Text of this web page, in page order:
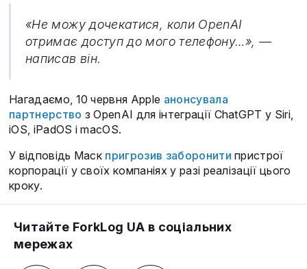
«Не можу дочекатися, коли OpenAI
отримає доступ до мого телефону…», —
написав він.
Нагадаємо, 10 червня Apple анонсувала
партнерство з OpenAI для інтеграції ChatGPT у Siri,
iOS, iPadOS і macOS.
У відповідь Маск пригрозив заборонити пристрої
корпорації у своїх компаніях у разі реалізації цього
кроку.
Читайте ForkLog UA в соціальних
мережах